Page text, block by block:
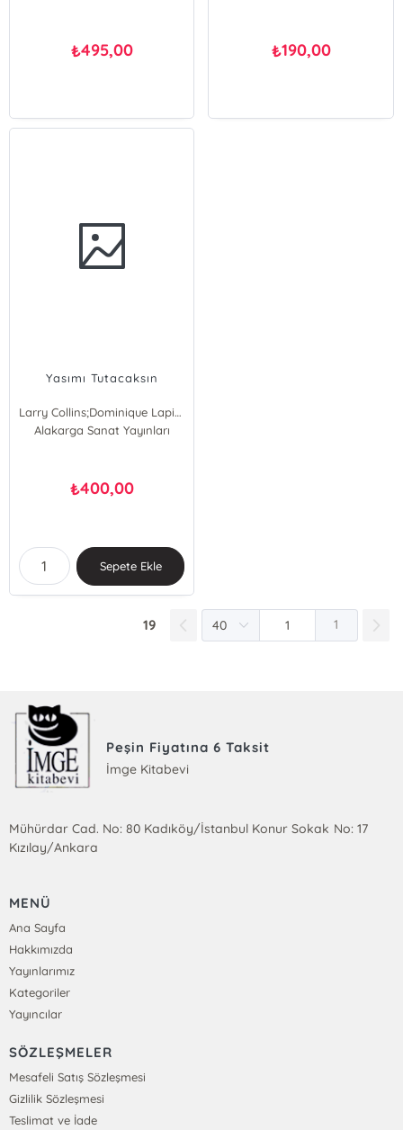
₺495,00 ₺190,00
Yasımı Tutacaksın
Larry Collins;Dominique Lapierre
Alakarga Sanat Yayınları
₺400,00
Sepete Ekle
19 1
Peşin Fiyatına 6 Taksit
İmge Kitabevi
Mühürdar Cad. No: 80 Kadıköy/İstanbul Konur Sokak No: 17
Kızılay/Ankara
MENÜ
Ana Sayfa
Hakkımızda
Yayınlarımız
Kategoriler
Yayıncılar
SÖZLEŞMELER
Mesafeli Satış Sözleşmesi
Gizlilik Sözleşmesi
Teslimat ve İade